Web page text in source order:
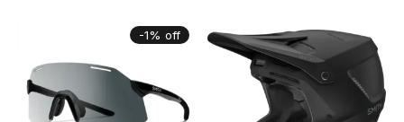
-1% off